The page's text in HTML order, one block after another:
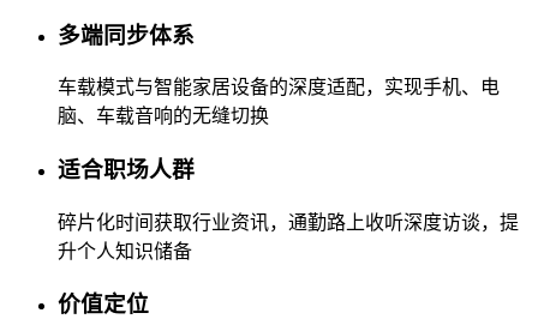
多端同步体系
车载模式与智能家居设备的深度适配，实现手机、电
脑、车载音响的无缝切换
适合职场人群
碎片化时间获取行业资讯，通勤路上收听深度访谈，提
升个人知识储备
价值定位